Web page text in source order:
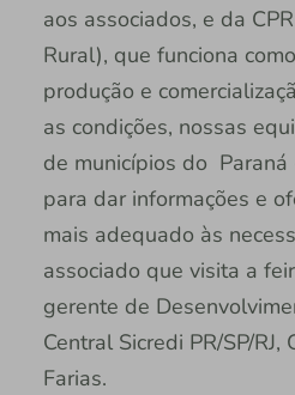
aos associados, e da
Rural), que funciona
produção e
as condições, nossas
de municípios do
para dar informações e
mais adequado às
associado que visita a
gerente de
Central Sicredi PR/SP/RJ,
Farias.